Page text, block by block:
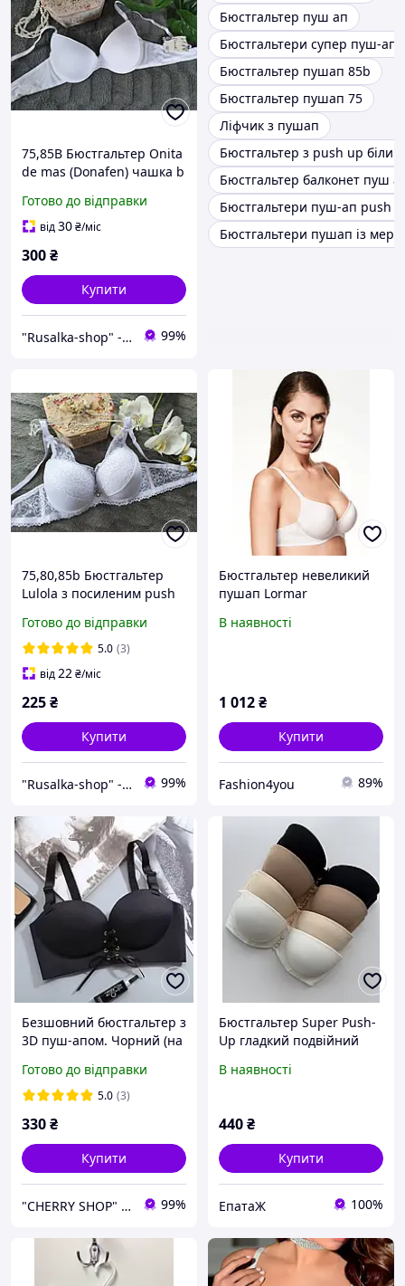
75,85В Бюстгальтер Onita
de mas (Donafen) чашка b
пуш-ап 2 розмір грудей
білий
Готово до відправки
від30₴/міс
300₴
Купити
"Rusalka-shop" - інтернет магазин спідньої жіночої білизни 99%
Бюстгальтер пуш ап
Бюстгальтери супер пуш-ап
Бюстгальтер пушап 85b
Бюстгальтер пушап 75
Ліфчик з пушап
Бюстгальтер з push up білий
Бюстгальтер балконет пуш
Бюстгальтери пуш-ап push
Бюстгальтери пушап із
75,80,85b Бюстгальтер
Lulola з посиленим push
другий розмір
мереживний ліфчик
супер подвійним чашка b
білий
Готово до відправки
5.0 (3)
від22₴/міс
225₴
Купити
"Rusalka-shop" - інтернет магазин спідньої жіночої білизни 99%
Бюстгальтер невеликий
пушап Lormar
75B Білий
В наявності
1 012₴
Купити
Fashion4you 89%
Безшовний бюстгальтер з
3D пуш-апом. Чорний (на
Готово до відправки
5.0 (3)
330₴
Купити
"CHERRY SHOP" Косметика, жіночий одяг та аксесуари 99%
Бюстгальтер Super Push-
Up гладкий подвійний
85 базовий ліф
В наявності
440₴
Купити
ЕпатаЖ 100%